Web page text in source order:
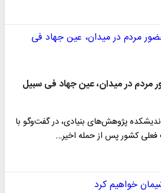
مردم در میدان، عین جهاد فی سبیل
پژوهش‌های بنیادی، در گفت‌وگو با
کشور پس از حمله اخیر…